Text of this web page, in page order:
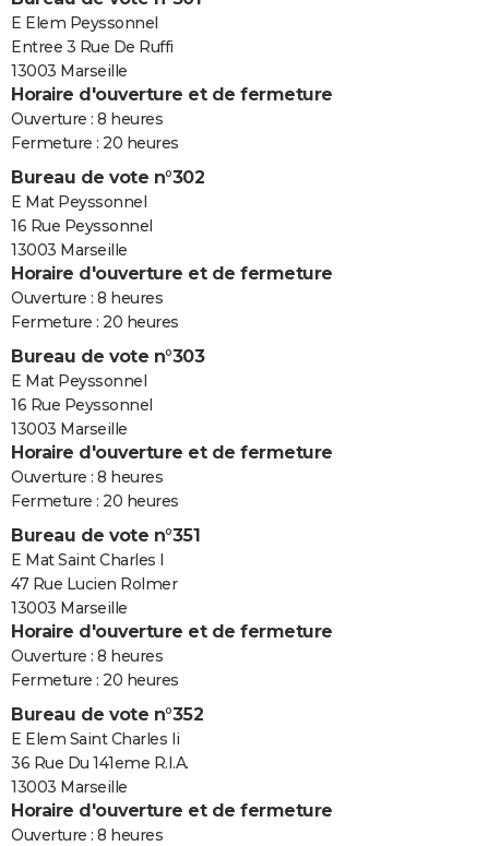
E Elem Peyssonnel
Entree 3 Rue De Ruffi
13003 Marseille
Horaire d'ouverture et de fermeture
Ouverture : 8 heures
Fermeture : 20 heures
Bureau de vote n°302
E Mat Peyssonnel
16 Rue Peyssonnel
13003 Marseille
Horaire d'ouverture et de fermeture
Ouverture : 8 heures
Fermeture : 20 heures
Bureau de vote n°303
E Mat Peyssonnel
16 Rue Peyssonnel
13003 Marseille
Horaire d'ouverture et de fermeture
Ouverture : 8 heures
Fermeture : 20 heures
Bureau de vote n°351
E Mat Saint Charles I
47 Rue Lucien Rolmer
13003 Marseille
Horaire d'ouverture et de fermeture
Ouverture : 8 heures
Fermeture : 20 heures
Bureau de vote n°352
E Elem Saint Charles Ii
36 Rue Du 141eme R.I.A.
13003 Marseille
Horaire d'ouverture et de fermeture
Ouverture : 8 heures